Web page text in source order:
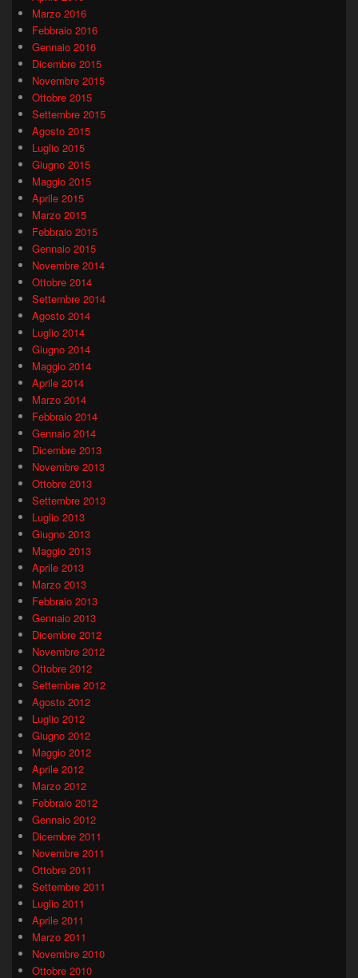
Marzo 2016
Febbraio 2016
Gennaio 2016
Dicembre 2015
Novembre 2015
Ottobre 2015
Settembre 2015
Agosto 2015
Luglio 2015
Giugno 2015
Maggio 2015
Aprile 2015
Marzo 2015
Febbraio 2015
Gennaio 2015
Novembre 2014
Ottobre 2014
Settembre 2014
Agosto 2014
Luglio 2014
Giugno 2014
Maggio 2014
Aprile 2014
Marzo 2014
Febbraio 2014
Gennaio 2014
Dicembre 2013
Novembre 2013
Ottobre 2013
Settembre 2013
Luglio 2013
Giugno 2013
Maggio 2013
Aprile 2013
Marzo 2013
Febbraio 2013
Gennaio 2013
Dicembre 2012
Novembre 2012
Ottobre 2012
Settembre 2012
Agosto 2012
Luglio 2012
Giugno 2012
Maggio 2012
Aprile 2012
Marzo 2012
Febbraio 2012
Gennaio 2012
Dicembre 2011
Novembre 2011
Ottobre 2011
Settembre 2011
Luglio 2011
Aprile 2011
Marzo 2011
Novembre 2010
Ottobre 2010